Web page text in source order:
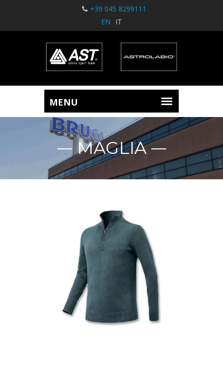
+39 045 8299111
EN
IT
MAGLIA